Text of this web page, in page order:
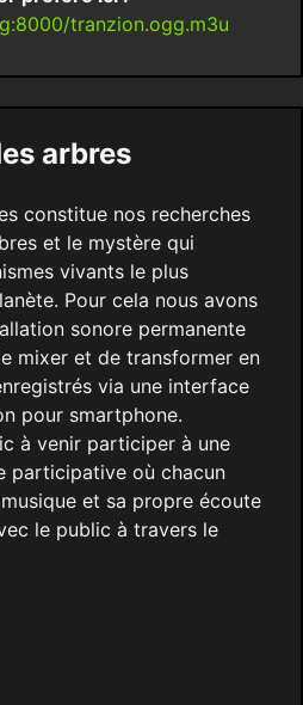
tranzion.ogg.m3u
arbres
constitue nos recherches
et le mystère qui
vivants le plus
Pour cela nous avons
sonore permanente
mixer et de transformer en
via une interface
pour smartphone.
à venir participer à une
participative où chacun
et sa propre écoute
le public à travers le